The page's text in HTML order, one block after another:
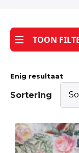
TOON
Enig resultaat
Sortering